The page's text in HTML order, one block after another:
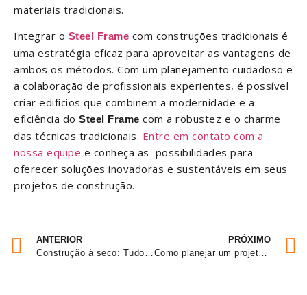
materiais tradicionais.
Integrar o Steel Frame com construções tradicionais é
uma estratégia eficaz para aproveitar as vantagens de
ambos os métodos. Com um planejamento cuidadoso e
a colaboração de profissionais experientes, é possível
criar edifícios que combinem a modernidade e a
eficiência do Steel Frame com a robustez e o charme
das técnicas tradicionais. Entre em contato com a
nossa equipe e conheça as possibilidades para
oferecer soluções inovadoras e sustentáveis em seus
projetos de construção.
ANTERIOR
Construção à seco: Tudo o que você precisa saber
PRÓXIMO
Como planejar um projeto de construção com Steel Frame